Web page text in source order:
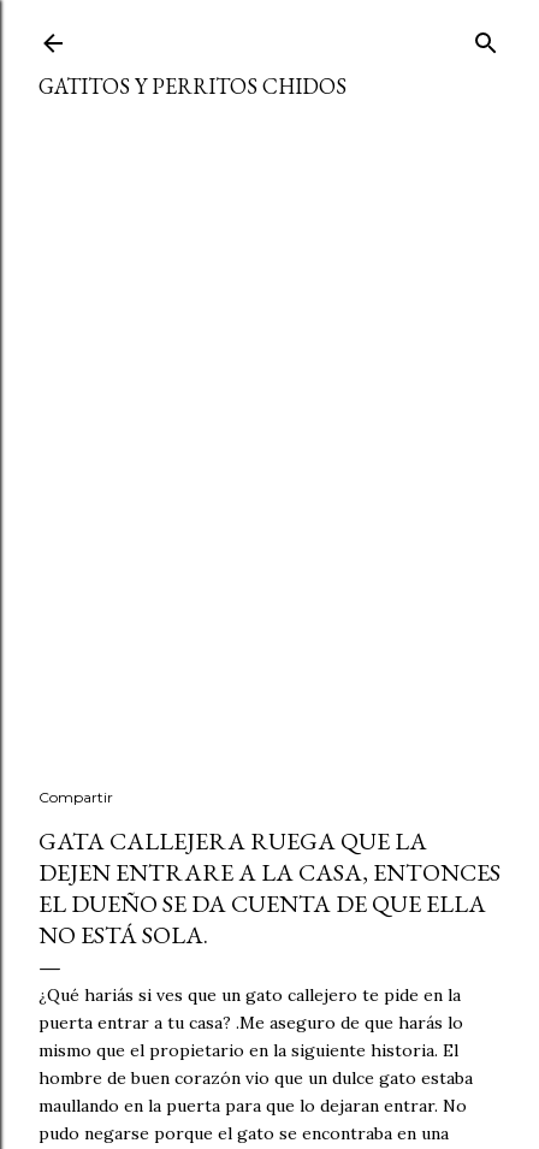
GATITOS Y PERRITOS CHIDOS
Compartir
GATA CALLEJERA RUEGA QUE LA
DEJEN ENTRARE A LA CASA, ENTONCES
EL DUEÑO SE DA CUENTA DE QUE ELLA
NO ESTÁ SOLA.
¿Qué hariás si ves que un gato callejero te pide en la
puerta entrar a tu casa? .Me aseguro de que harás lo
mismo que el propietario en la siguiente historia. El
hombre de buen corazón vio que un dulce gato estaba
maullando en la puerta para que lo dejaran entrar. No
pudo negarse porque el gato se encontraba en una